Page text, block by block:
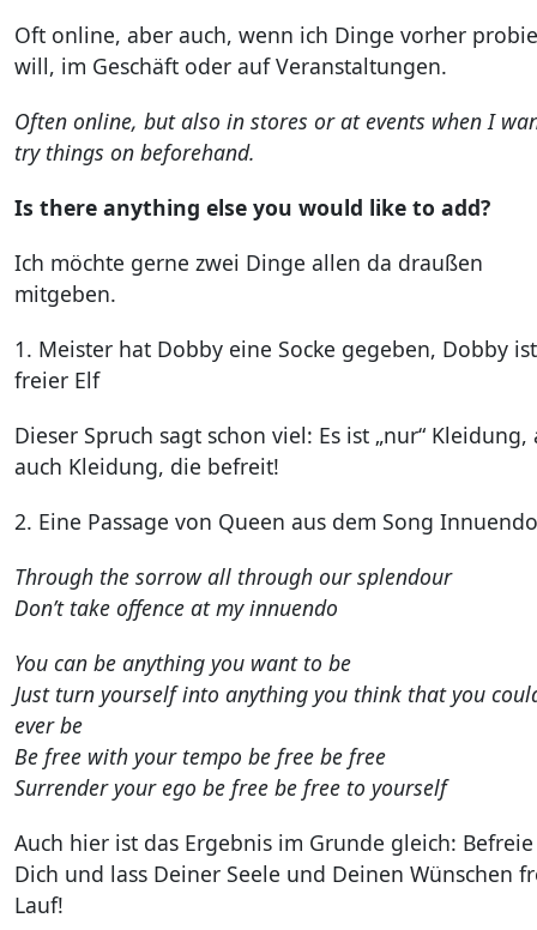
Oft online, aber auch, wenn ich Dinge vorher
will, im Geschäft oder auf Veranstaltungen.
Often online, but also in stores or at events when I
try things on beforehand.
Is there anything else you would like to add?
Ich möchte gerne zwei Dinge allen da draußen
mitgeben.
1. Meister hat Dobby eine Socke gegeben, Dobby
freier Elf
Dieser Spruch sagt schon viel: Es ist „nur“ Kleidung,
auch Kleidung, die befreit!
2. Eine Passage von Queen aus dem Song
Through the sorrow all through our splendour
Don’t take offence at my innuendo
You can be anything you want to be
Just turn yourself into anything you think that you
ever be
Be free with your tempo be free be free
Surrender your ego be free be free to yourself
Auch hier ist das Ergebnis im Grunde gleich: Befreie
Dich und lass Deiner Seele und Deinen Wünschen
Lauf!